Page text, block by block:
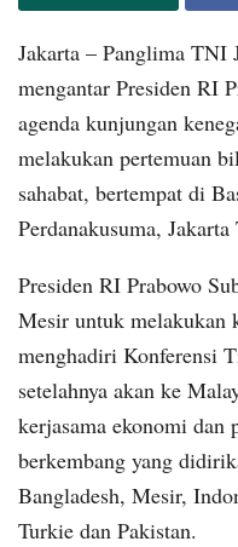
Jakarta – Panglima TNI
mengantar Presiden RI
agenda kunjungan
melakukan pertemuan
sahabat, bertempat di
Perdanakusuma,
Presiden RI Prabowo
Mesir untuk melakukan
menghadiri Konferensi
setelahnya akan ke
kerjasama ekonomi dan
berkembang yang
Bangladesh, Mesir,
Turkie dan Pakistan.